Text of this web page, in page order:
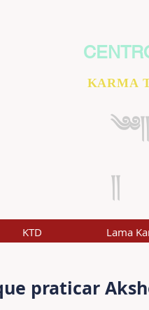
KARMA
།།
KTD Lama
praticar